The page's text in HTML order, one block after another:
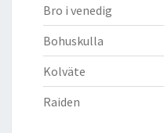
Bro i venedig
Bohuskulla
Kolväte
Raiden